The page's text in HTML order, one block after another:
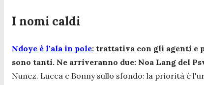
I nomi caldi
Ndoye è l'ala in pole: trattativa con gli agenti e
sono tanti. Ne arriveranno due: Noa Lang del
Nunez. Lucca e Bonny sullo sfondo: la priorità è